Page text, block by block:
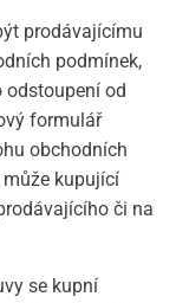
prodávajícímu
podmínek,
odstoupení od
formulář
obchodních
kupující
či na
se kupní